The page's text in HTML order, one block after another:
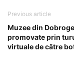
Previous article
Muzee din
promovate prin
virtuale de către